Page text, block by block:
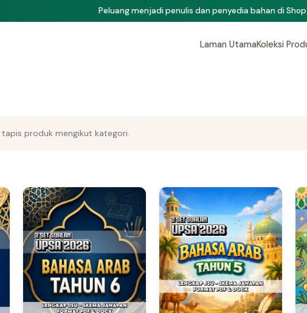
Peluang menjadi penulis dan penyedia bahan di Shop
Laman UtamaKoleksi
tapis produk mengikut kategori.